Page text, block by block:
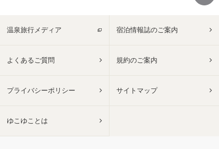
温泉旅行メディア 宿泊情報誌のご案内
よくあるご質問 規約のご案内
プライバシーポリシー サイトマップ
ゆこゆことは